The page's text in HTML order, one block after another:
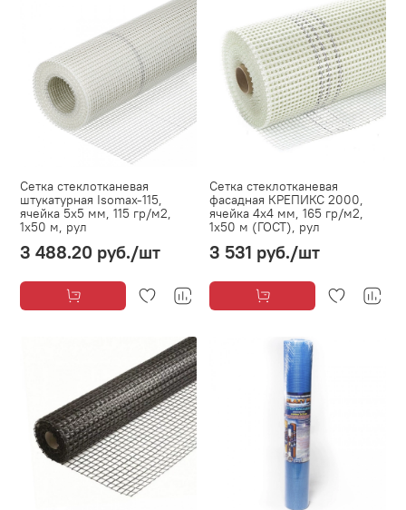
Сетка стеклотканевая
штукатурная Isomax-115,
ячейка 5х5 мм, 115 гр/м2,
1х50 м, рул
3 488.20 руб./шт
Сетка стеклотканевая
фасадная КРЕПИКС 2000,
ячейка 4х4 мм, 165 гр/м2,
1х50 м (ГОСТ), рул
3 531 руб./шт